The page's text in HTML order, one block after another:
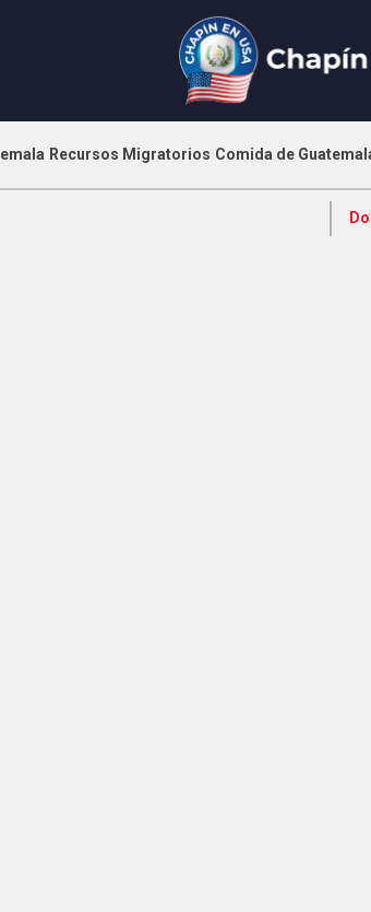
Recursos Migratorios Comida de